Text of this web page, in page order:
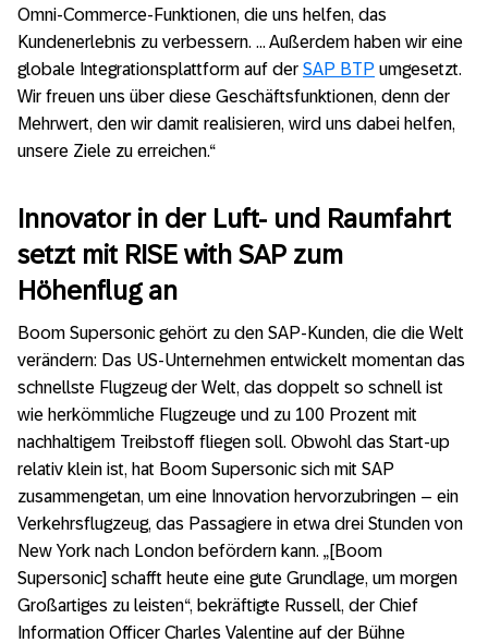
Omni-Commerce-Funktionen, die uns helfen, das
Kundenerlebnis zu verbessern. … Außerdem haben wir eine
globale Integrationsplattform auf der SAP BTP umgesetzt.
Wir freuen uns über diese Geschäftsfunktionen, denn der
Mehrwert, den wir damit realisieren, wird uns dabei helfen,
unsere Ziele zu erreichen.“
Innovator in der Luft- und Raumfahrt
setzt mit RISE with SAP zum
Höhenflug an
Boom Supersonic gehört zu den SAP-Kunden, die die Welt
verändern: Das US-Unternehmen entwickelt momentan das
schnellste Flugzeug der Welt, das doppelt so schnell ist
wie herkömmliche Flugzeuge und zu 100 Prozent mit
nachhaltigem Treibstoff fliegen soll. Obwohl das Start-up
relativ klein ist, hat Boom Supersonic sich mit SAP
zusammengetan, um eine Innovation hervorzubringen – ein
Verkehrsflugzeug, das Passagiere in etwa drei Stunden von
New York nach London befördern kann. „[Boom
Supersonic] schafft heute eine gute Grundlage, um morgen
Großartiges zu leisten“, bekräftigte Russell, der Chief
Information Officer Charles Valentine auf der Bühne